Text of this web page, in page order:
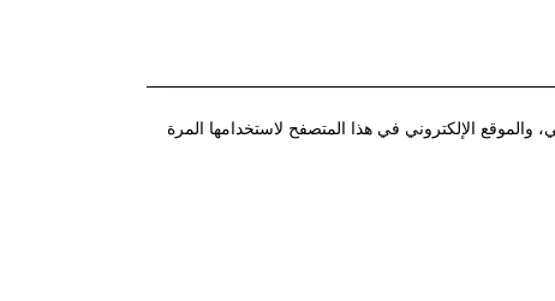
والموقع الإلكتروني في هذا المتصفح لاستخدامها المرة